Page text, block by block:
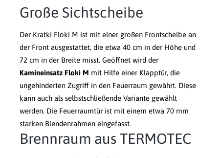
Große Sichtscheibe
Der Kratki Floki M ist mit einer großen Frontscheibe an
der Front ausgestattet, die etwa 40 cm in der Höhe und
72 cm in der Breite misst. Geöffnet wird der
Kamineinsatz Floki M mit Hilfe einer Klapptür, die
ungehinderten Zugriff in den Feuerraum gewährt. Diese
kann auch als selbstschließende Variante gewählt
werden. Die Feuerraumtür ist mit einem etwa 70 mm
starken Blendenrahmen eingefasst.
Brennraum aus TERMOTEC